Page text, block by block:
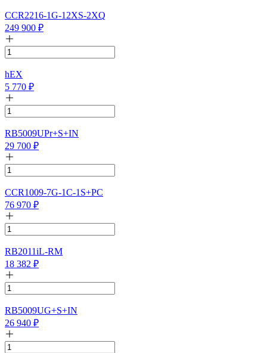
CCR2216-1G-12XS-2XQ
249 900 ₽
hEX
5 770 ₽
RB5009UPr+S+IN
29 700 ₽
CCR1009-7G-1C-1S+PC
76 970 ₽
RB2011iL-RM
18 382 ₽
RB5009UG+S+IN
26 940 ₽